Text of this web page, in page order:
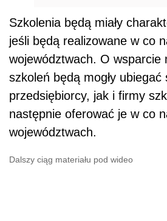
Szkolenia będą miały
jeśli będą realizowane w co
województwach. O wsparcie
szkoleń będą mogły ubiegać
przedsiębiorcy, jak i firmy
następnie oferować je w co
województwach.
Dalszy ciąg materiału pod wideo